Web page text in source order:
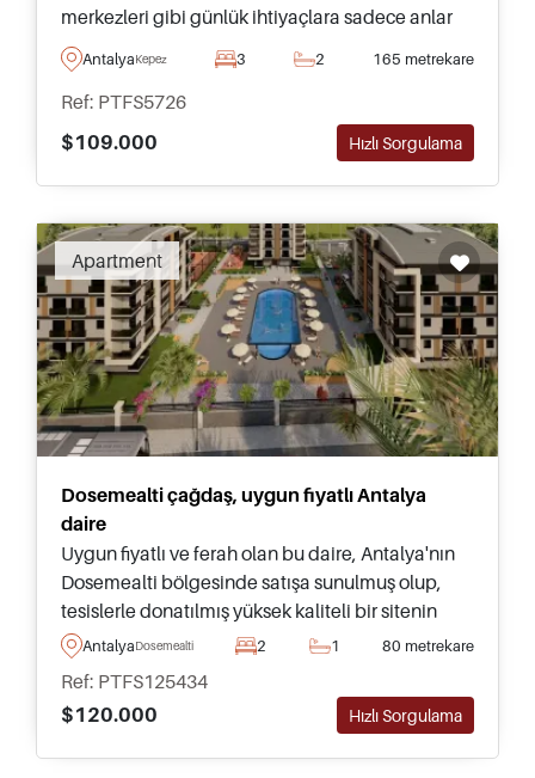
merkezleri gibi günlük ihtiyaçlara sadece anlar
uzaklıkta yaşamak isteyen aileler için uygundur.
AntalyaKepez 3 2 165 metrekare
Ref: PTFS5726
$109.000
Hızlı Sorgulama
Apartment
Dosemealti çağdaş, uygun fiyatlı Antalya
daire
Uygun fiyatlı ve ferah olan bu daire, Antalya'nın
Dosemealti bölgesinde satışa sunulmuş olup,
tesislerle donatılmış yüksek kaliteli bir sitenin
parçasıdır ve günlük ihtiyaçlar ile ulaşım
AntalyaDosemealti 2 1 80 metrekare
Ref: PTFS125434
$120.000
Hızlı Sorgulama